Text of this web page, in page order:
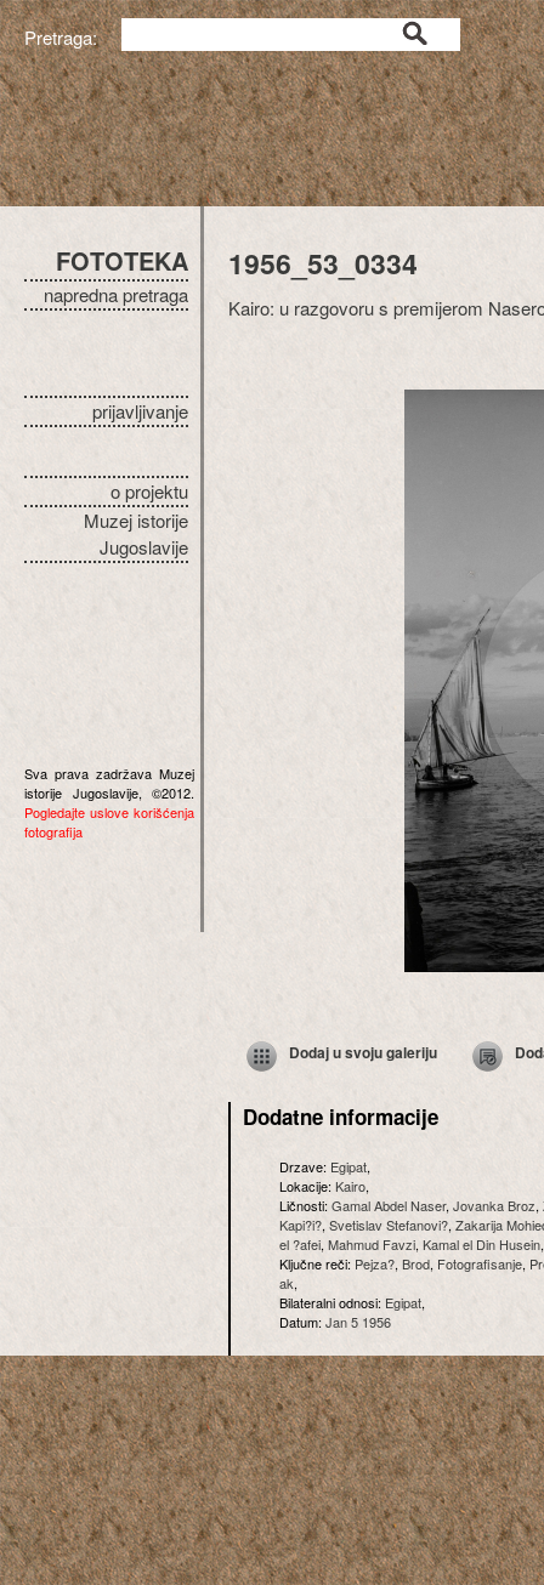
Pretraga:
FOTOTEKA
napredna pretraga
prijavljivanje
o projektu
Muzej istorije
Jugoslavije
Sva prava zadržava Muzej
istorije Jugoslavije, ©2012.
Pogledajte uslove korišćenja
fotografija
1956_53_0334
Kairo: u razgovoru s premijerom
Dodaj u svoju galeriju
Dodatne informacije
Drzave: Egipat,
Lokacije:Kairo,
Ličnosti:Gamal Abdel Naser, Jovanka Broz,
Kapi?i?, Svetislav Stefanovi?, Zakarija
el ?afei, Mahmud Favzi, Kamal el Din Husein
Ključne reči: Pejza?, Brod, Fotografisanje,
ak,
Bilateralni odnosi: Egipat,
Datum:Jan 5 1956